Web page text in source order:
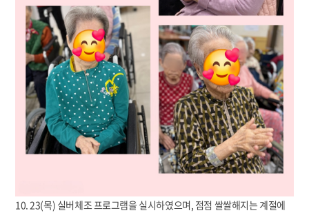
10. 23(목) 실버체조 프로그램을 실시하였으며, 점점 쌀쌀해지는 계절에